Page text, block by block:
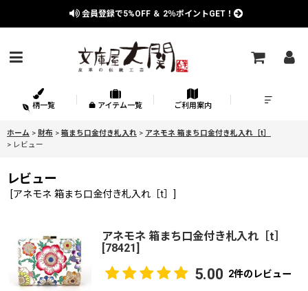
会員登録で5%OFF ＆ 2％ポイントGET！
柄一覧 アイテム一覧 ご利用案内
ホーム > 財布 > 箱まち口金付き札入れ > アネモネ 箱まち口金付き札入れ［t］
> レビュー
レビュー
[アネモネ 箱まち口金付き札入れ［t］ ]
アネモネ 箱まち口金付き札入れ［t］
[78421]
5.00 2件のレビュー